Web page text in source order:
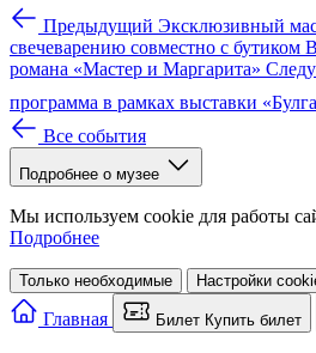
Предыдущий Эксклюзивный
свечеварению совместно с бутиком
романа «Мастер и Маргарита»
программа в рамках выставки
Все события
Подробнее о музее
Мы используем cookie для работы
Подробнее
Только необходимые Настройки
Главная Билет Купить билет